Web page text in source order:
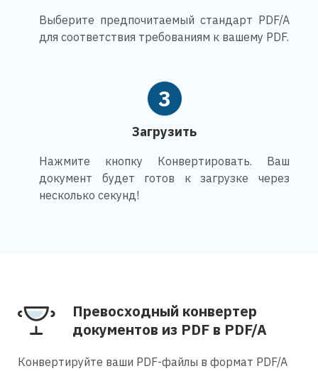
Выберите предпочитаемый стандарт PDF/A
для соответствия требованиям к вашему PDF.
3
Загрузить
Нажмите кнопку Конвертировать. Ваш
документ будет готов к загрузке через
несколько секунд!
Превосходный конвертер
документов из PDF в PDF/A
Конвертируйте ваши PDF-файлы в формат PDF/A